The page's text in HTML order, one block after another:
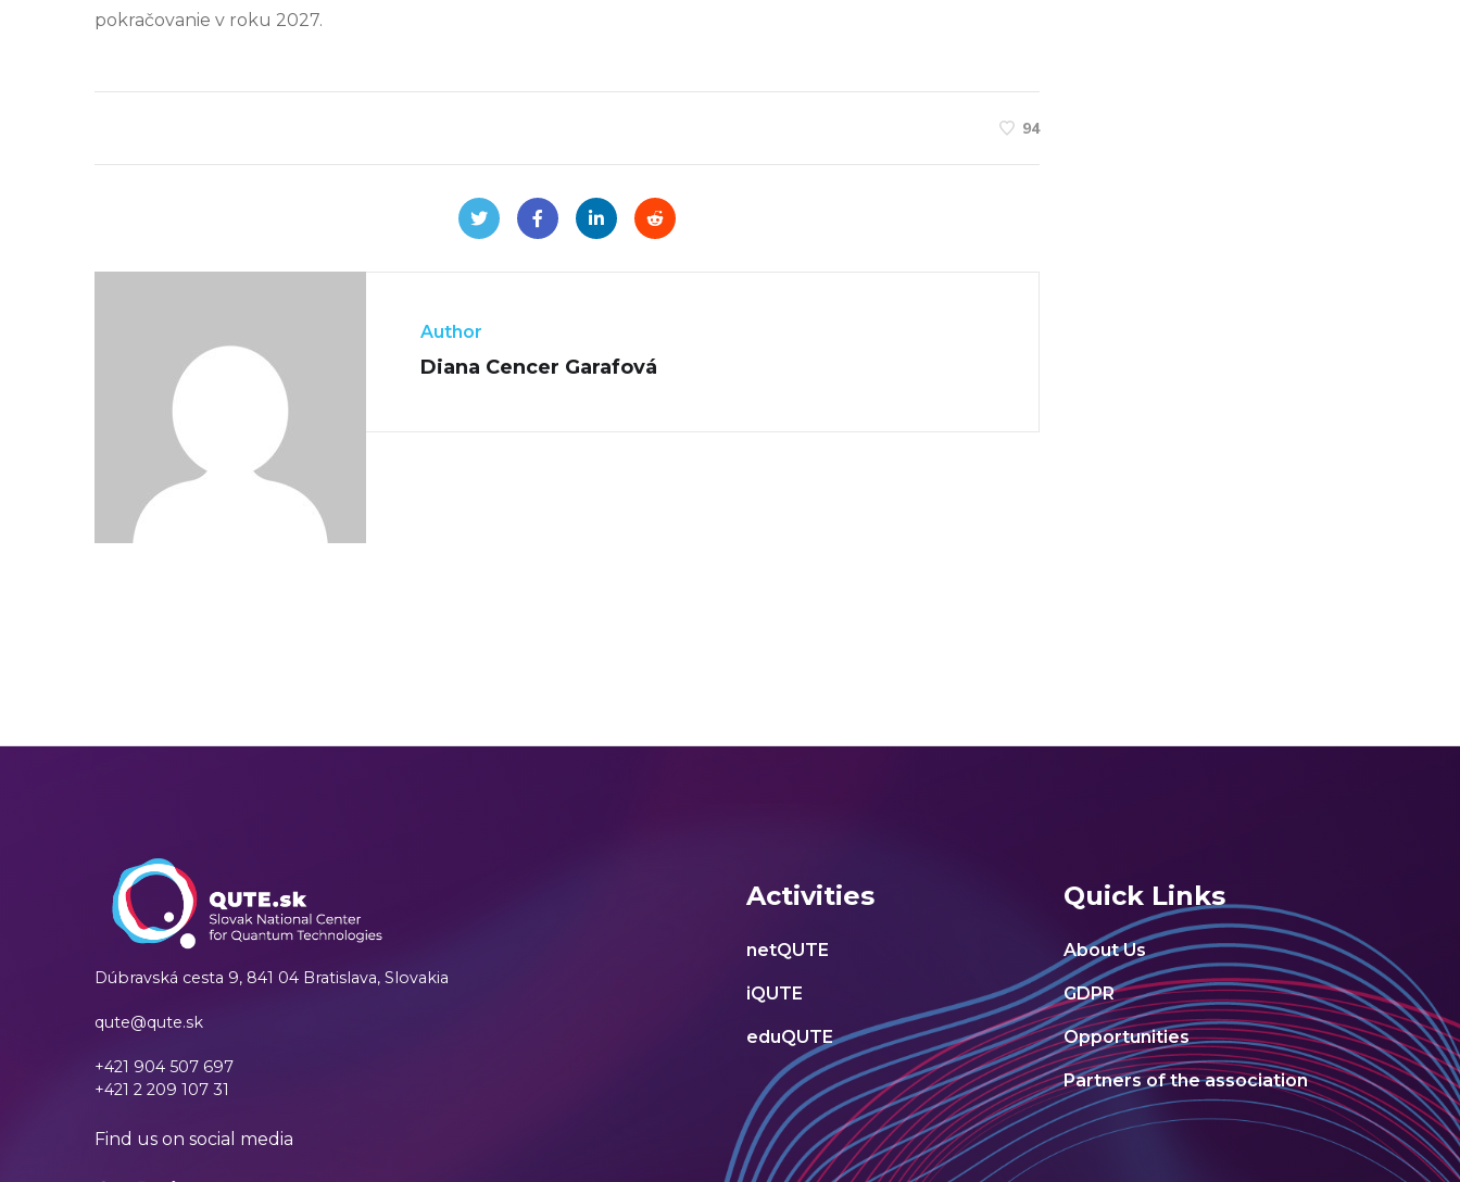
pokračovanie v roku 2027.
94
Author
Diana Cencer Garafová
Dúbravská cesta 9, 841 04 Bratislava, Slovakia
qute@qute.sk
+421 904 507 697
+421 2 209 107 31
Find us on social media
Activities
netQUTE
iQUTE
eduQUTE
Quick Links
About Us
GDPR
Opportunities
Partners of the association